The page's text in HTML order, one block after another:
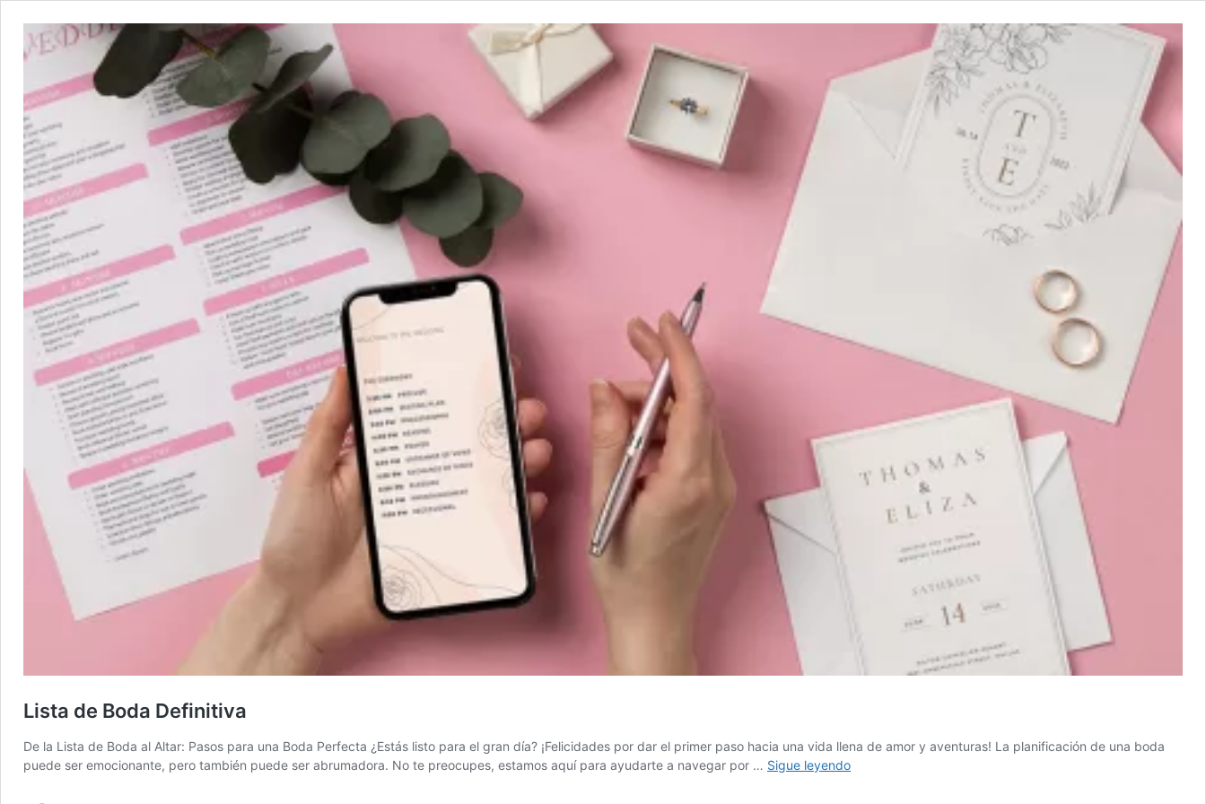
Lista de Boda Definitiva
De la Lista de Boda al Altar: Pasos para una Boda Perfecta ¿Estás listo para el gran día? ¡Felicidades por dar el primer paso hacia una vida llena de amor y aventuras! La planificación de una boda
puede ser emocionante, pero también puede ser abrumadora. No te preocupes, estamos aquí para ayudarte a navegar por … Sigue leyendoLista